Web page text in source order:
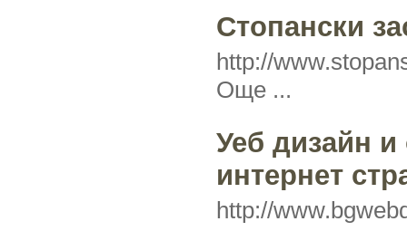
Стопански
http://
Още ...
Уеб дизайн
интернет
http://